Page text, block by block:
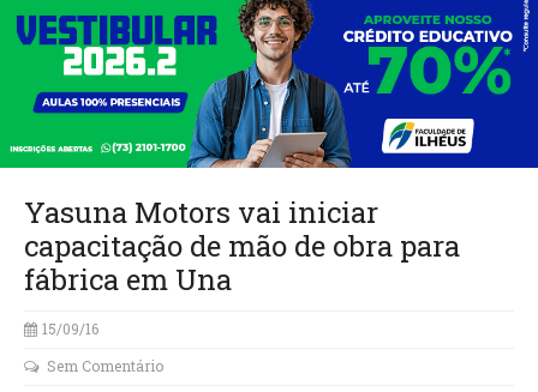
Yasuna Motors vai iniciar
capacitação de mão de obra para
fábrica em Una
15/09/16
Sem Comentário